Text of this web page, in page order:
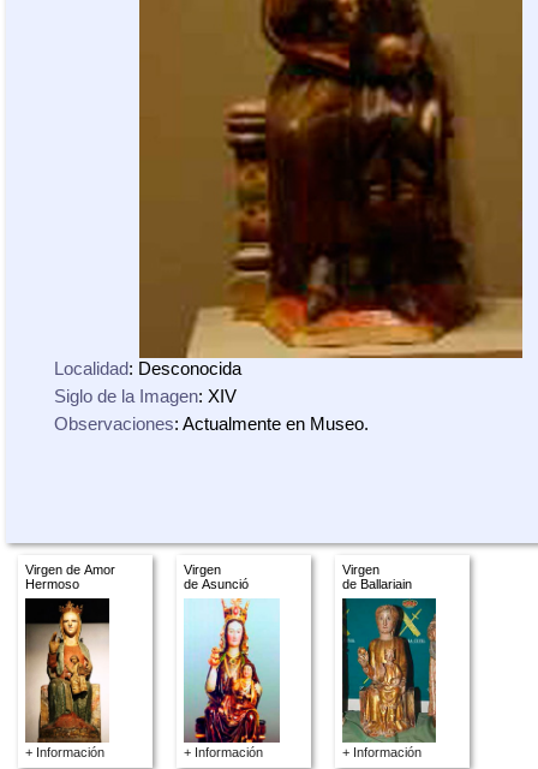
Localidad: Desconocida
Siglo de la Imagen: XIV
Observaciones: Actualmente en Museo.
Virgen de Amor
Hermoso
+ Información
Virgen
de Asunció
+ Información
Virgen
de Ballariain
+ Información